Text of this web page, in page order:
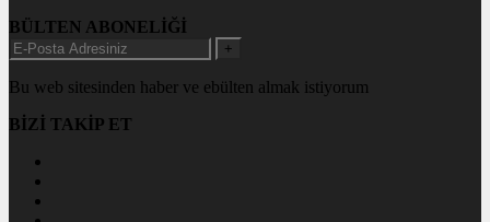
BÜLTEN ABONELİĞİ
+
Bu web sitesinden haber ve ebülten almak istiyorum
BİZİ TAKİP ET